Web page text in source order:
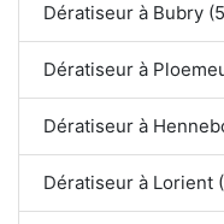
Dératiseur à Bubry
Dératiseur à
Dératiseur à
Dératiseur à Lorient